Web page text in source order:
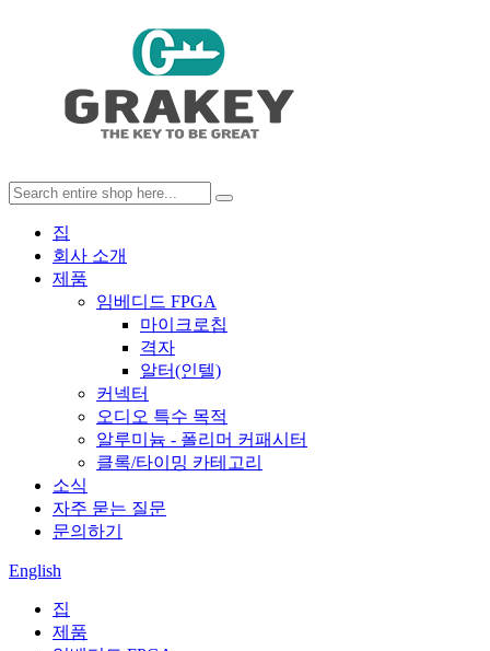
집
회사 소개
제품
임베디드 FPGA
마이크로칩
격자
알터(인텔)
커넥터
오디오 특수 목적
알루미늄 - 폴리머 커패시터
클록/타이밍 카테고리
소식
자주 묻는 질문
문의하기
English
집
제품